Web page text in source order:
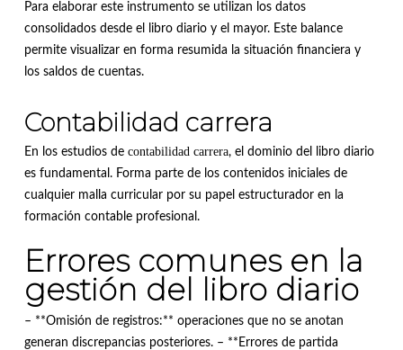
Para elaborar este instrumento se utilizan los datos
consolidados desde el libro diario y el mayor. Este balance
permite visualizar en forma resumida la situación financiera y
los saldos de cuentas.
Contabilidad carrera
En los estudios de contabilidad carrera, el dominio del libro diario
es fundamental. Forma parte de los contenidos iniciales de
cualquier malla curricular por su papel estructurador en la
formación contable profesional.
Errores comunes en la
gestión del libro diario
– **Omisión de registros:** operaciones que no se anotan
generan discrepancias posteriores. – **Errores de partida